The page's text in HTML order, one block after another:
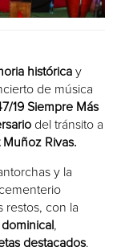
histórica y
de música
19 Siempre Más
del tránsito a
Muñoz Rivas.
y la
restos, con la
,
destacados.